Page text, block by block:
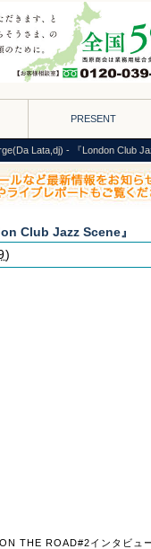
PRESENT
Lata,dj) - 『London Club
Club Jazz Scene』
)
THE ROAD#2インタビュ